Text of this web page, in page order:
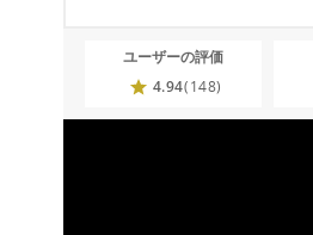
ユーザーの評価
4.94(148)